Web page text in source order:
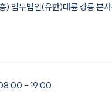
) 법무법인(유한)대륜 강릉 분
- 19:00